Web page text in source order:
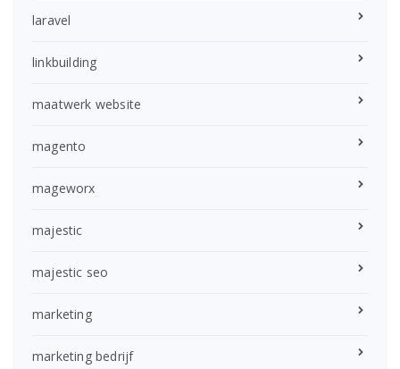
laravel
linkbuilding
maatwerk website
magento
mageworx
majestic
majestic seo
marketing
marketing bedrijf